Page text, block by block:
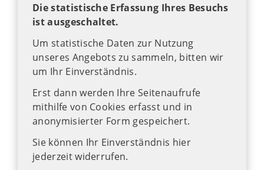
Die statistische Erfassung Ihres Besuchs
ist ausgeschaltet.
Um statistische Daten zur Nutzung
unseres Angebots zu sammeln, bitten wir
um Ihr Einverständnis.
Erst dann werden Ihre Seitenaufrufe
mithilfe von Cookies erfasst und in
anonymisierter Form gespeichert.
Sie können Ihr Einverständnis hier
jederzeit widerrufen.